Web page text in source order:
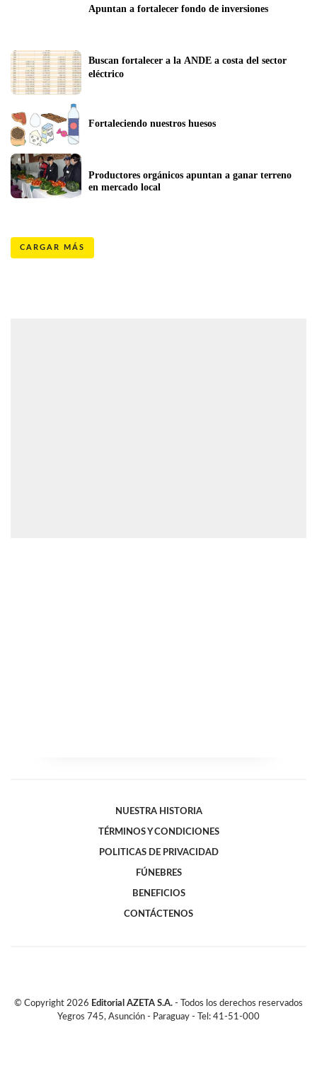
Apuntan a fortalecer fondo de inversiones
Buscan fortalecer a la ANDE a costa del sector
eléctrico
Fortaleciendo nuestros huesos
Productores orgánicos apuntan a ganar terreno
en mercado local
CARGAR MÁS
NUESTRA HISTORIA
TÉRMINOS Y CONDICIONES
POLITICAS DE PRIVACIDAD
FÚNEBRES
BENEFICIOS
CONTÁCTENOS
© Copyright 2026 Editorial AZETA S.A. - Todos los derechos reservados
Yegros 745, Asunción - Paraguay - Tel: 41-51-000